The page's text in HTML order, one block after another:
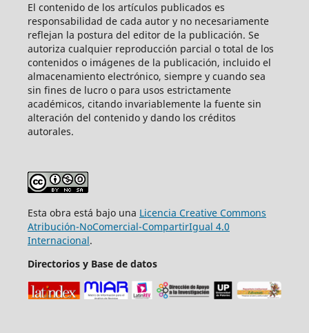
El contenido de los artículos publicados es
responsabilidad de cada autor y no necesariamente
reflejan la postura del editor de la publicación. Se
autoriza cualquier reproducción parcial o total de los
contenidos o imágenes de la publicación, incluido el
almacenamiento electrónico, siempre y cuando sea
sin fines de lucro o para usos estrictamente
académicos, citando invariablemente la fuente sin
alteración del contenido y dando los créditos
autorales.
Esta obra está bajo una Licencia Creative Commons
Atribución-NoComercial-CompartirIgual 4.0
Internacional.
Directorios y Base de datos